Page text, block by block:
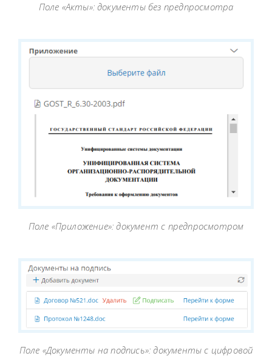
Поле «Акты»: документы без предпросмотра
Поле «Приложение»: документ с предпросмотром
Поле «Документы на подпись»: документы с цифровой